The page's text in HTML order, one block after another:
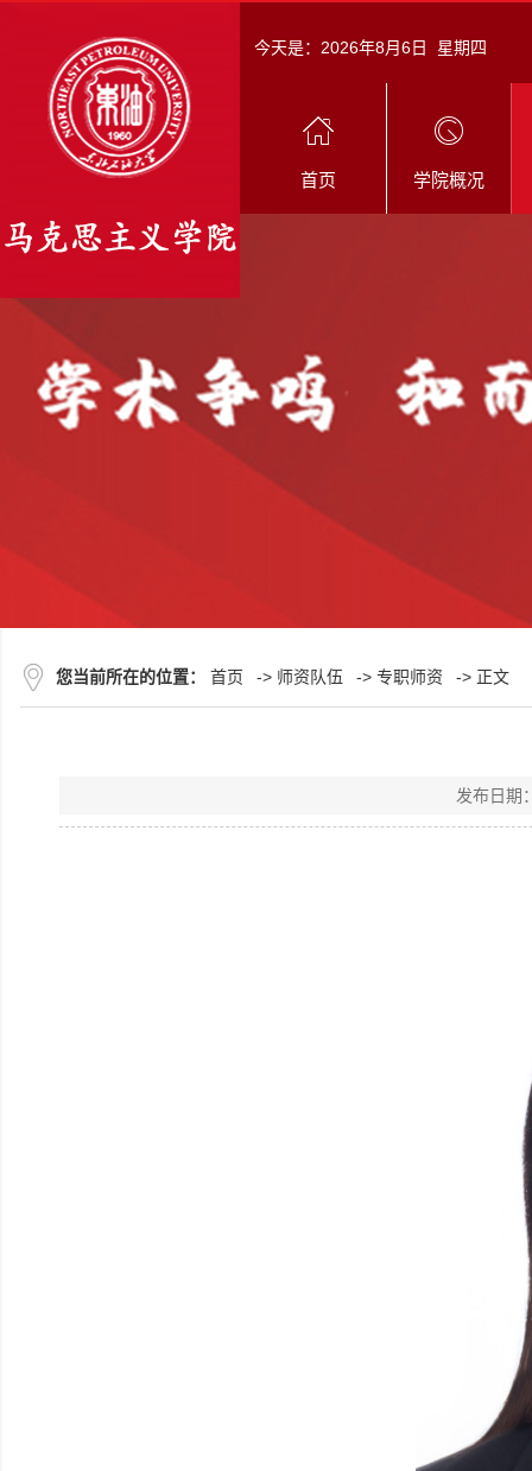
今天是： 2026年8月6日 星期四
首页 学院概况
您当前所在的位置： 首页 -> 师资队伍 -> 专职师资 -> 正文
发布日